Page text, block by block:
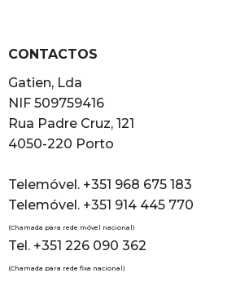
CONTACTOS
Gatien, Lda
NIF 509759416
Rua Padre Cruz, 121
4050-220 Porto
Telemóvel. +351 968 675 183
Telemóvel. +351 914 445 770
(Chamada para rede móvel nacional)
Tel. +351 226 090 362
(Chamada para rede fixa nacional)